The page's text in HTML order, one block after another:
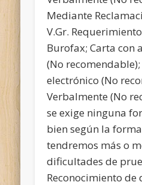
Mediante
V.Gr.
Burofax; Carta con
(No
electrónico (No
Verbalmente (No
se exige ninguna
bien según la
tendremos más o
dificultades de
Reconocimiento de